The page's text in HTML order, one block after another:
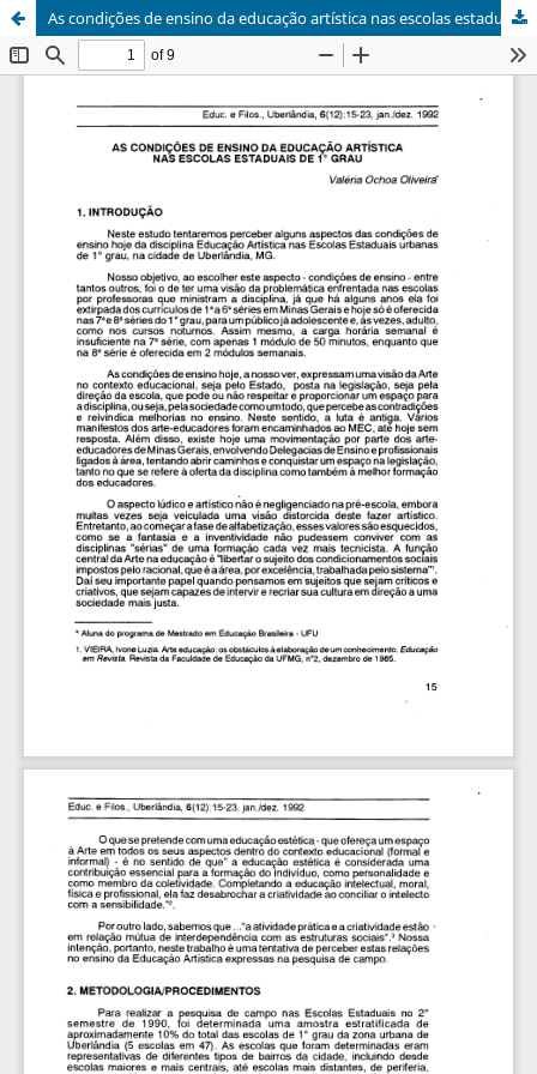
As condições de ensino da educação artística nas escolas estaduais de 1º grau